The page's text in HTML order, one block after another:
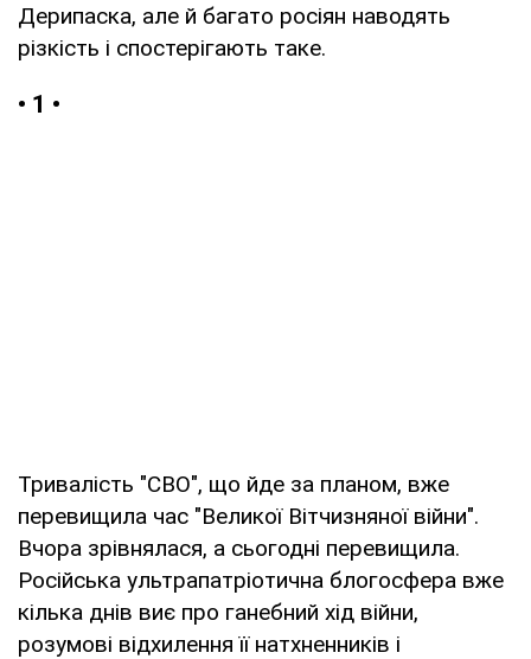
Дерипаска, але й багато росіян наводять
різкість і спостерігають таке.
• 1 •
Тривалість "СВО", що йде за планом, вже
перевищила час "Великої Вітчизняної війни".
Вчора зрівнялася, а сьогодні перевищила.
Російська ультрапатріотична блогосфера вже
кілька днів виє про ганебний хід війни,
розумові відхилення її натхненників і